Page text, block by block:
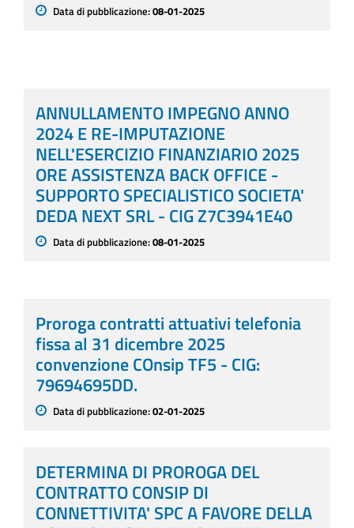
Data di pubblicazione:08-01-2025
ANNULLAMENTO IMPEGNO ANNO
2024 E RE-IMPUTAZIONE
NELL'ESERCIZIO FINANZIARIO 2025
ORE ASSISTENZA BACK OFFICE -
SUPPORTO SPECIALISTICO SOCIETA'
DEDA NEXT SRL - CIG Z7C3941E40
Data di pubblicazione:08-01-2025
Proroga contratti attuativi telefonia
fissa al 31 dicembre 2025
convenzione COnsip TF5 - CIG:
79694695DD.
Data di pubblicazione:02-01-2025
DETERMINA DI PROROGA DEL
CONTRATTO CONSIP DI
CONNETTIVITA' SPC A FAVORE DELLA